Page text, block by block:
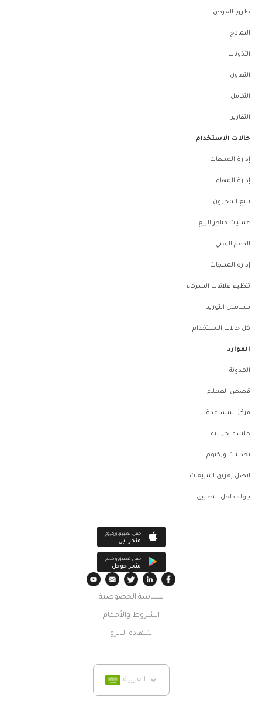
طرق العرض
النماذج
الأذونات
التعاون
التكامل
التقارير
حالات الاستخدام
إدارة المبيعات
إدارة المهام
تتبع المخزون
عمليات متاجر البيع
الدعم التقني
إدارة المنتجات
تنظيم علاقات الشركاء
سلاسل التوريد
كل حالات الاستخدام
الموارد
المدونة
قصص العملاء
مركز المساعدة
جلسة تجريبية
تحديثات وركيوم
اتصل بفريق المبيعات
جولة داخل التطبيق
حمل تطبيق وركيوم
متجر أبل
حمل تطبيق وركيوم
متجر جوجل
سياسة الخصوصية
الشروط والأحكام
شهادة الايزو
العربية